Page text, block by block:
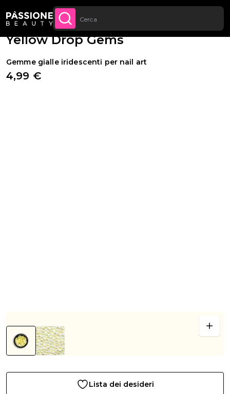
Sconto quantità: dal -5% sugli ordini a
partire da 250€
Briciole di pane
Nail Art Strass e cristalli
Yellow Drop Gems
Gemme gialle iridescenti per nail art
4,99 €
Lista dei desideri